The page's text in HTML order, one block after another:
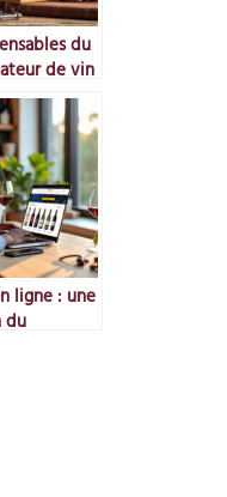
du
de vin
ligne : une
du